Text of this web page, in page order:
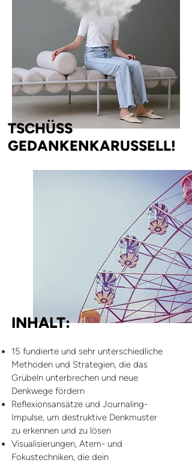
TSCHÜSS
GEDANKENKARUSSELL!
INHALT:
15 fundierte und sehr unterschiedliche
Methoden und Strategien, die das
Grübeln unterbrechen und neue
Denkwege fördern
Reflexionsansätze und Journaling-
Impulse, um destruktive Denkmuster
zu erkennen und zu lösen
Visualisierungen, Atem- und
Fokustechniken, die dein